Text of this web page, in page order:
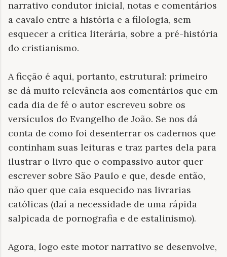
narrativo condutor inicial, notas e comentários
a cavalo entre a história e a filologia, sem
esquecer a crítica literária, sobre a pré-história
do cristianismo.
A ficção é aqui, portanto, estrutural: primeiro
se dá muito relevância aos comentários que em
cada dia de fé o autor escreveu sobre os
versículos do Evangelho de João. Se nos dá
conta de como foi desenterrar os cadernos que
continham suas leituras e traz partes dela para
ilustrar o livro que o compassivo autor quer
escrever sobre São Paulo e que, desde então,
não quer que caia esquecido nas livrarias
católicas (daí a necessidade de uma rápida
salpicada de pornografia e de estalinismo).
Agora, logo este motor narrativo se desenvolve,